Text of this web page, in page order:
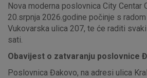
Nova moderna poslovnica City Centar
20.srpnja 2026.godine počinje s
Vukovarska ulica 207, te će raditi
sati.
Obavijest o zatvaranju poslovnice
Poslovnica Đakovo, na adresi ulica